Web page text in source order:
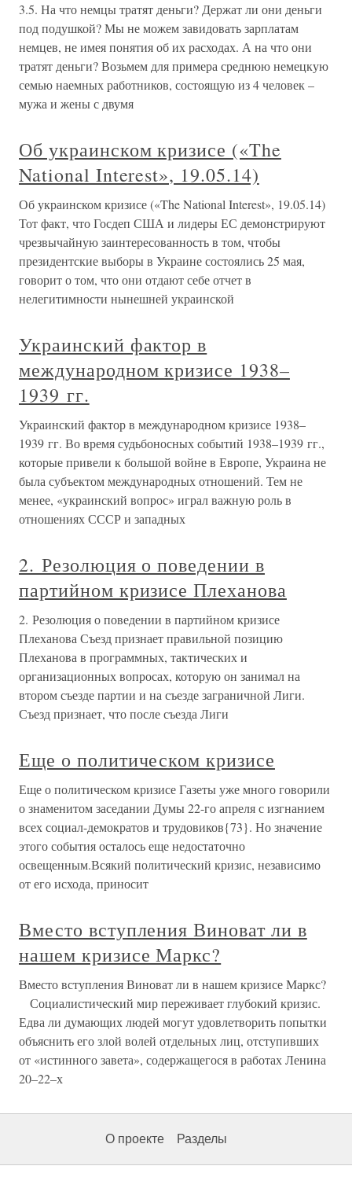
3.5. На что немцы тратят деньги? Держат ли они деньги
под подушкой? Мы не можем завидовать зарплатам
немцев, не имея понятия об их расходах. А на что они
тратят деньги? Возьмем для примера среднюю немецкую
семью наемных работников, состоящую из 4 человек –
мужа и жены с двумя
Об украинском кризисе («The
National Interest», 19.05.14)
Об украинском кризисе («The National Interest», 19.05.14)
Тот факт, что Госдеп США и лидеры ЕС демонстрируют
чрезвычайную заинтересованность в том, чтобы
президентские выборы в Украине состоялись 25 мая,
говорит о том, что они отдают себе отчет в
нелегитимности нынешней украинской
Украинский фактор в
международном кризисе 1938–
1939 гг.
Украинский фактор в международном кризисе 1938–
1939 гг. Во время судьбоносных событий 1938–1939 гг.,
которые привели к большой войне в Европе, Украина не
была субъектом международных отношений. Тем не
менее, «украинский вопрос» играл важную роль в
отношениях СССР и западных
2. Резолюция о поведении в
партийном кризисе Плеханова
2. Резолюция о поведении в партийном кризисе
Плеханова Съезд признает правильной позицию
Плеханова в программных, тактических и
организационных вопросах, которую он занимал на
втором съезде партии и на съезде заграничной Лиги.
Съезд признает, что после съезда Лиги
Еще о политическом кризисе
Еще о политическом кризисе Газеты уже много говорили
о знаменитом заседании Думы 22-го апреля с изгнанием
всех социал-демократов и трудовиков{73}. Но значение
этого события осталось еще недостаточно
освещенным.Всякий политический кризис, независимо
от его исхода, приносит
Вместо вступления Виноват ли в
нашем кризисе Маркс?
Вместо вступления Виноват ли в нашем кризисе Маркс?
Социалистический мир переживает глубокий кризис.
Едва ли думающих людей могут удовлетворить попытки
объяснить его злой волей отдельных лиц, отступивших
от «истинного завета», содержащегося в работах Ленина
20–22–х
О проекте Разделы